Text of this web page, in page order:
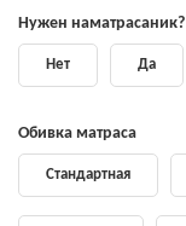
Нужен наматрасаник?
Нет Да
Обивка матраса
Стандартная